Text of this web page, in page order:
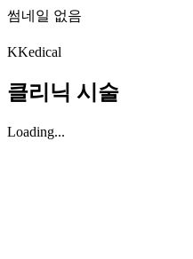
썸네일 없음
KKedical
클리닉 시술
Loading...